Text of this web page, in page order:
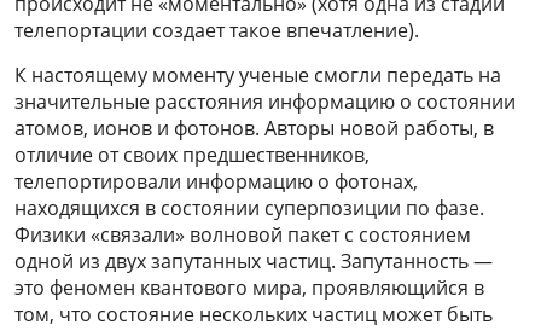
телепортации создает такое впечатление).
К настоящему моменту ученые смогли передать на
значительные расстояния информацию о состоянии
атомов, ионов и фотонов. Авторы новой работы, в
отличие от своих предшественников,
телепортировали информацию о фотонах,
находящихся в состоянии суперпозиции по фазе.
Физики «связали» волновой пакет с состоянием
одной из двух запутанных частиц. Запутанность —
это феномен квантового мира, проявляющийся в
том, что состояние нескольких частиц может быть